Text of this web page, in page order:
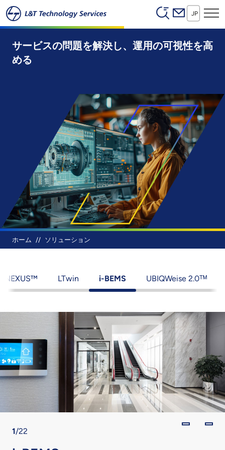
本文へスキップ Header
JP
サービスの問題を解決し、運用の可視性を高
める
パンくず
ホーム ソリューション
LTwin i-BEMS UBIQWeise 2.0ᵀᴹ
1/22
1/22
1/22
1/22
1/22
1/22
1/22
1/22
1/22
1/22
1/22
1/22
1/22
1/22
1/22
1/22
1/22
1/22
1/22
1/22
1/22
1/22